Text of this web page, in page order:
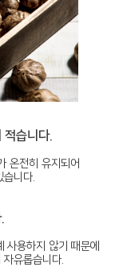
적습니다.
온전히 유지되어
니다.
사용하지 않기 때문에
유롭습니다.